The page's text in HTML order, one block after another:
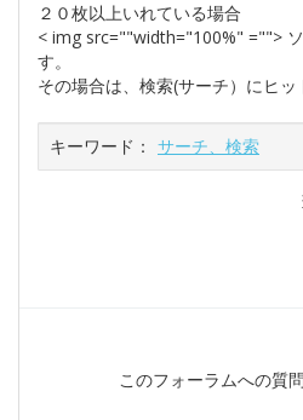
２０枚以上いれている場合
< img src=""width="100%" ="">
す。
その場合は、検索(サーチ）にヒ
キーワード： サーチ、検索
このフォーラムへの質